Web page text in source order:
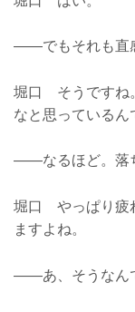
――でもそれも直
堀口 そうですね
なと思っているん
――なるほど。落
堀口 やっぱり疲
ますよね。
――あ、そうなん